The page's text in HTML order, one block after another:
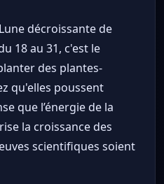
décroissante de
18 au 31, c'est le
des plantes-
qu'elles poussent
que l’énergie de la
la croissance des
scientifiques soient